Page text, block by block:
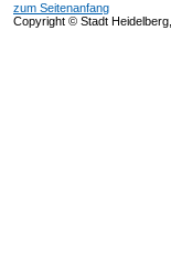
zum Seitenanfang
Copyright © Stadt